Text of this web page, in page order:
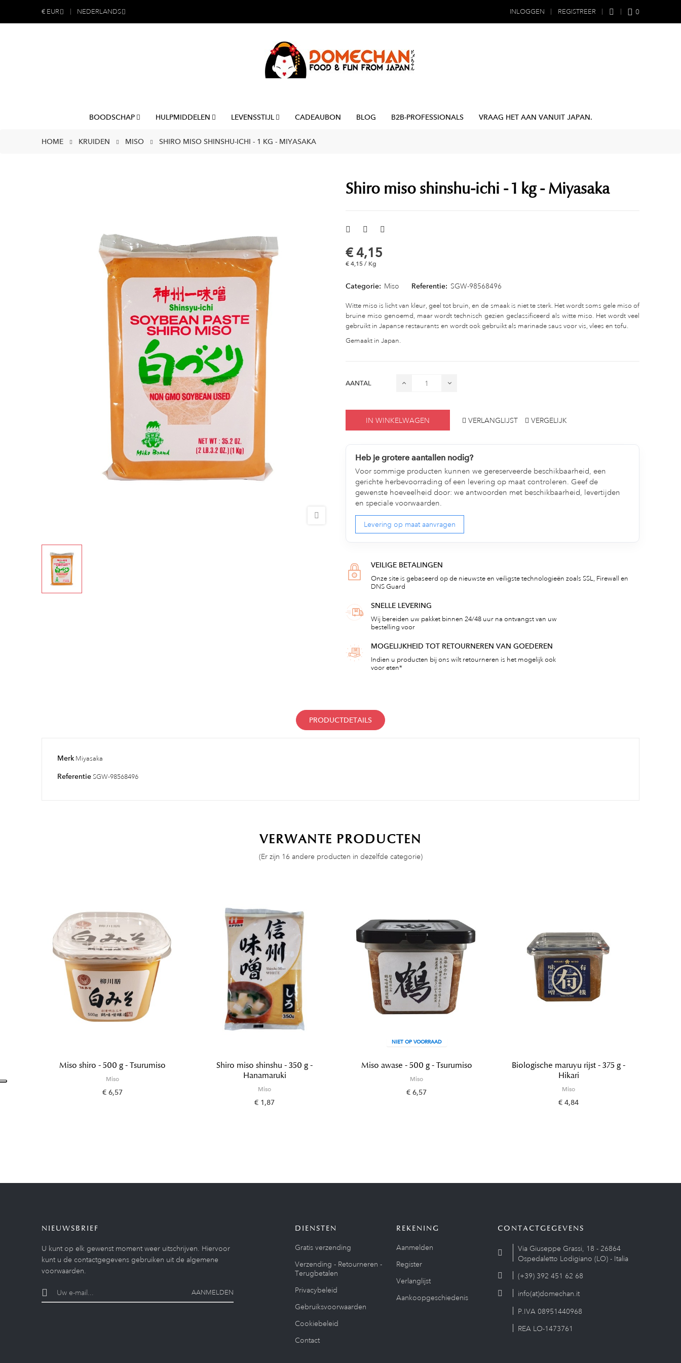
€ EUR NEDERLANDS INLOGGEN REGISTREER 0
BOODSCHAP HULPMIDDELEN LEVENSSTIJL CADEAUBON BLOG B2B-PROFESSIONALS VRAAG HET AAN VANUIT JAPAN.
HOME KRUIDEN MISO SHIRO MISO SHINSHU-ICHI - 1 KG - MIYASAKA
Shiro miso shinshu-ichi - 1 kg - Miyasaka
€ 4,15
€ 4,15 / Kg
Categorie: Miso Referentie: SGW-98568496
Witte miso is licht van kleur, geel tot bruin, en de smaak is niet te sterk. Het wordt soms gele miso of
bruine miso genoemd, maar wordt technisch gezien geclassificeerd als witte miso. Het wordt veel
gebruikt in Japanse restaurants en wordt ook gebruikt als marinade saus voor vis, vlees en tofu.
Gemaakt in Japan.
AANTAL
IN WINKELWAGEN VERLANGLIJST VERGELIJK
Heb je grotere aantallen nodig?
Voor sommige producten kunnen we gereserveerde beschikbaarheid, een
gerichte herbevoorrading of een levering op maat controleren. Geef de
gewenste hoeveelheid door: we antwoorden met beschikbaarheid, levertijden
en speciale voorwaarden.
Levering op maat aanvragen
VEILIGE BETALINGEN
Onze site is gebaseerd op de nieuwste en veiligste technologieën zoals SSL, Firewall en
DNS Guard
SNELLE LEVERING
Wij bereiden uw pakket binnen 24/48 uur na ontvangst van uw
bestelling voor
MOGELIJKHEID TOT RETOURNEREN VAN GOEDEREN
Indien u producten bij ons wilt retourneren is het mogelijk ook
voor eten*
PRODUCTDETAILS
Merk Miyasaka
Referentie SGW-98568496
VERWANTE PRODUCTEN
(Er zijn 16 andere producten in dezelfde categorie)
Miso shiro - 500 g - Tsurumiso
Miso
€ 6,57
Shiro miso shinshu - 350 g -
Hanamaruki
Miso
€ 1,87
NIET OP VOORRAAD
Miso awase - 500 g - Tsurumiso
Miso
€ 6,57
Biologische maruyu rijst - 375 g -
Hikari
Miso
€ 4,84
NIEUWSBRIEF
U kunt op elk gewenst moment weer uitschrijven. Hiervoor
kunt u de contactgegevens gebruiken uit de algemene
voorwaarden.
AANMELDEN
DIENSTEN
Gratis verzending
Verzending - Retourneren -
Terugbetalen
Privacybeleid
Gebruiksvoorwaarden
Cookiebeleid
Contact
REKENING
Aanmelden
Register
Verlanglijst
Aankoopgeschiedenis
CONTACTGEGEVENS
Via Giuseppe Grassi, 18 - 26864
Ospedaletto Lodigiano (LO) - Italia
(+39) 392 451 62 68
info(at)domechan.it
P.IVA 08951440968
REA LO-1473761